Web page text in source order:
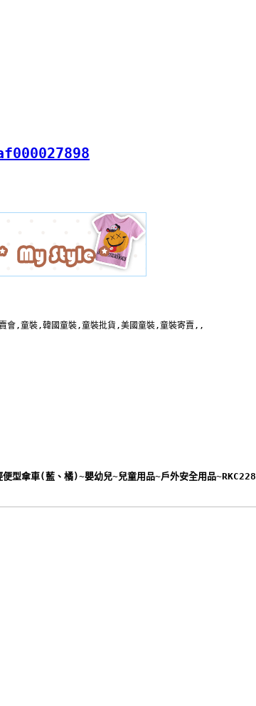
會,童裝,韓國童裝,童裝批貨,美國童裝,童裝寄賣,,
型傘車(藍、橘)~嬰幼兒~兒童用品~戶外安全用品~RKC228